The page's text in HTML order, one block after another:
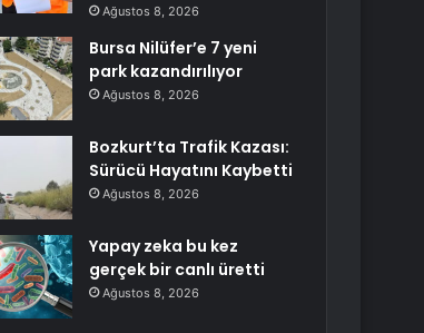
Ağustos 8, 2026
Bursa Nilüfer’e 7 yeni
park kazandırılıyor
Ağustos 8, 2026
Bozkurt’ta Trafik Kazası:
Sürücü Hayatını Kaybetti
Ağustos 8, 2026
Yapay zeka bu kez
gerçek bir canlı üretti
Ağustos 8, 2026